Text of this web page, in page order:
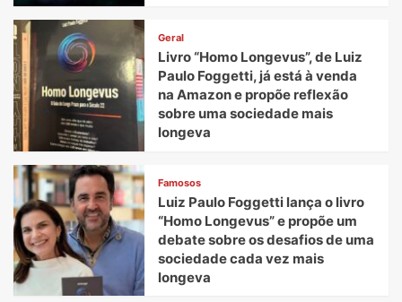
Geral
Livro “Homo Longevus”, de Luiz
Paulo Foggetti, já está à venda
na Amazon e propõe reflexão
sobre uma sociedade mais
longeva
Famosos
Luiz Paulo Foggetti lança o livro
“Homo Longevus” e propõe um
debate sobre os desafios de uma
sociedade cada vez mais
longeva